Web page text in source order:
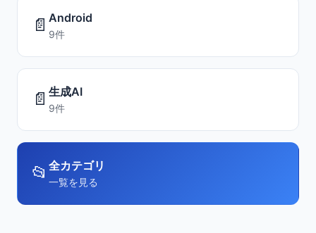
📄 Android
9件
📄 生成AI
9件
📂 全カテゴリ
一覧を見る